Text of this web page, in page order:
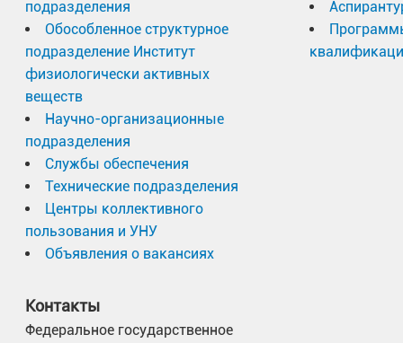
подразделения
Обособленное структурное
подразделение Институт
физиологически активных
веществ
Научно-организационные
подразделения
Службы обеспечения
Технические подразделения
Центры коллективного
пользования и УНУ
Объявления о вакансиях
Контакты
Федеральное государственное